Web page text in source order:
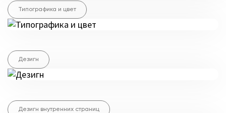
Типографика и цвет
Дезигн
Дезигн внутренних страниц